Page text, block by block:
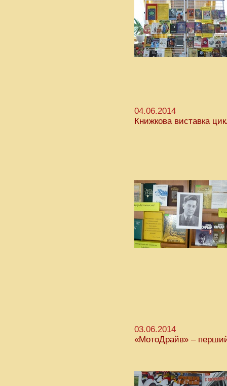
04.06.2014
Книжкова виставка
03.06.2014
«МотоДрайв» –